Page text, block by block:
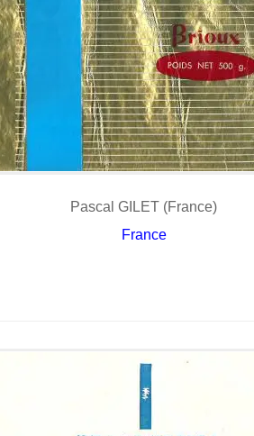
Pascal GILET (France)
France